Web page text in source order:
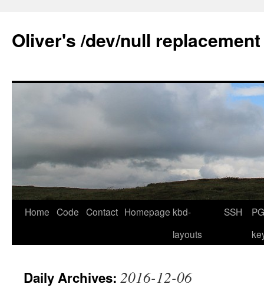
content
Oliver's /dev/null replacement
Home Code Contact Homepage kbd-
layouts
SSH
Daily Archives: 2016-12-06